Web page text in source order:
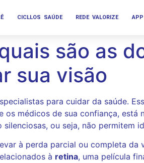
CICLLOS SAÚDE REDE VALORIZE APP
são as
sua visão
para cuidar da saúde.
os médicos de sua confiança,
ou seja, não permitem
à perda parcial ou completa
à retina, uma película